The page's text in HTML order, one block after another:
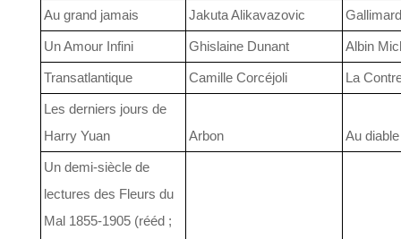
Au grand jamais Jakuta Alikavazovic Gallimard
Un Amour Infini Ghislaine Dunant Albin
Transatlantique Camille Corcéjoli La
Les derniers jours de
Harry Yuan
Arbon Au
Un demi-siècle de
lectures des Fleurs du
Mal 1855-1905 (rééd ;